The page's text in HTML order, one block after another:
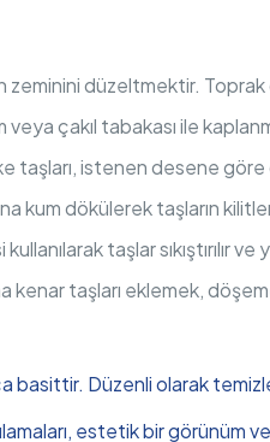
zeminini düzeltmektir. Toprak
veya çakıl tabakası ile
taşları, istenen desene
kum dökülerek taşların
kullanılarak taşlar sıkıştırılır
kenar taşları eklemek,
basittir. Düzenli olarak
estetik bir görünüm